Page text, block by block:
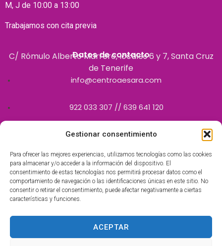
Gestionar consentimiento
Para ofrecer las mejores experiencias, utilizamos tecnologías como las cookies
para almacenar y/o acceder a la información del dispositivo. El
consentimiento de estas tecnologías nos permitirá procesar datos como el
comportamiento de navegación o las identificaciones únicas en este sitio. No
consentir o retirar el consentimiento, puede afectar negativamente a ciertas
características y funciones.
ACEPTAR
M, J de 10:00 a 13:00
Trabajamos con cita previa
Datos de contacto
C/ Rómulo Alberto Marrero, locales 6 y 7, Santa Cruz
de Tenerife
info@centroaesara.com
922 033 307 // 639 641 120
Autorizados por el Servicio Canario de la Salud como centro
accesible con el número 8380.